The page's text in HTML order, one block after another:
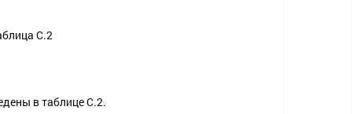
С.2
в таблице С.2.